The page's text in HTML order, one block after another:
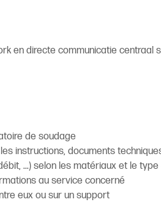
en directe communicatie
de soudage
instructions, documents
...) selon les matériaux et le
au service concerné
eux ou sur un support